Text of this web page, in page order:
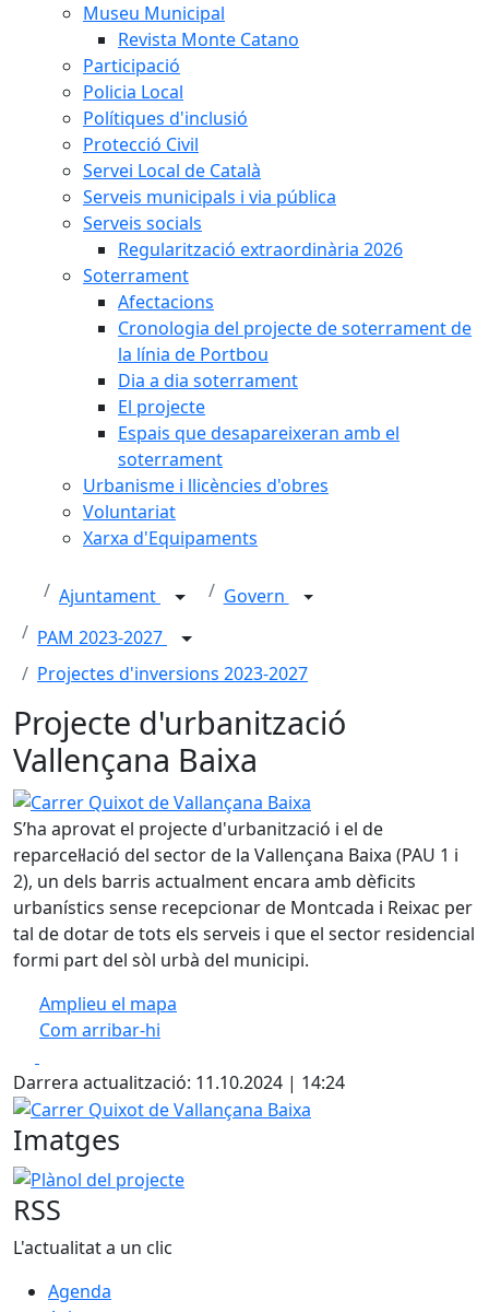
Museu Municipal
Revista Monte Catano
Participació
Policia Local
Polítiques d'inclusió
Protecció Civil
Servei Local de Català
Serveis municipals i via pública
Serveis socials
Regularització extraordinària 2026
Soterrament
Afectacions
Cronologia del projecte de soterrament de
la línia de Portbou
Dia a dia soterrament
El projecte
Espais que desapareixeran amb el
soterrament
Urbanisme i llicències d'obres
Voluntariat
Xarxa d'Equipaments
Ajuntament
Govern
PAM 2023-2027
Projectes d'inversions 2023-2027
Projecte d'urbanització
Vallençana Baixa
Carrer Quixot de Vallançana Baixa
S’ha aprovat el projecte d'urbanització i el de
reparcel·lació del sector de la Vallençana Baixa (PAU 1 i
2), un dels barris actualment encara amb dèficits
urbanístics sense recepcionar de Montcada i Reixac per
tal de dotar de tots els serveis i que el sector residencial
formi part del sòl urbà del municipi.
Amplieu el mapa
Com arribar-hi
+
−
Darrera actualització: 11.10.2024 | 14:24
Carrer Quixot de Vallançana Baixa
Imatges
Plànol del projecte
RSS
L'actualitat a un clic
Agenda